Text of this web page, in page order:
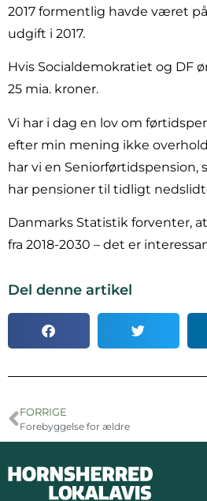
2017 formentlig havde været på
udgift i 2017.
Hvis Socialdemokratiet og DF
25 mia. kroner.
Vi har i dag en lov om
efter min mening ikke
har vi en
har pensioner til tidligt
Danmarks Statistik forventer,
fra 2018-2030 – det er
Del denne artikel
FORRIGE
Forebyggelse for ældre